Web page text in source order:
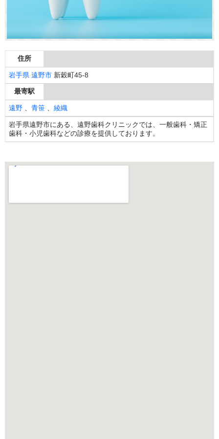
住所
岩手県 遠野市 新穀町45-8
最寄駅
遠野 青笹 綾織
岩手県遠野市にある、遠野歯科クリニックでは、一般歯科・矯正
歯科・小児歯科などの診療を提供しております。